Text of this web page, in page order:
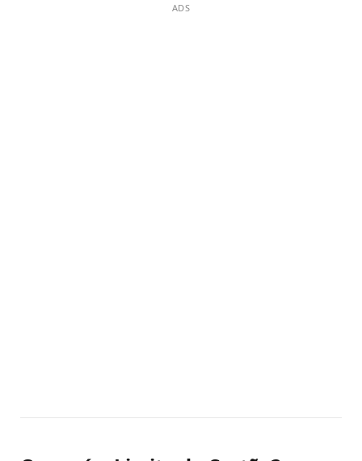
ADS